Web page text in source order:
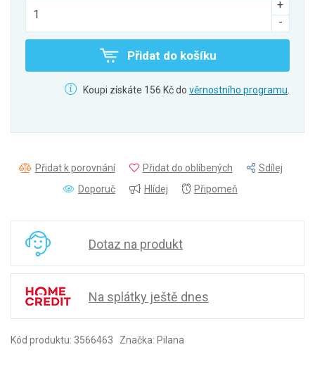
Přidat do košíku
Koupi získáte 156 Kč do věrnostního programu
Přidat k porovnání Přidat do oblíbených
Sdílej
Doporuč
Hlídej Připomeň
Dotaz na produkt
Na splátky ještě dnes
Kód produktu: 3566463 Značka: Pilana